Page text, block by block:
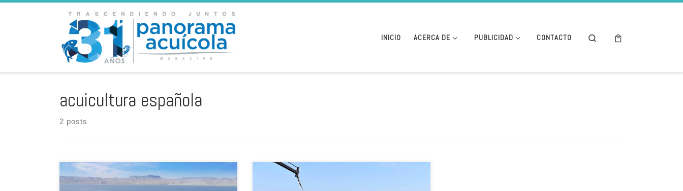
INICIO ACERCA DE PUBLICIDAD CONTACTO Search
acuicultura española
2 posts
Fue lanzado en Derio, en la provincia española de
La Asociación Empresarial de Acuicultura de España